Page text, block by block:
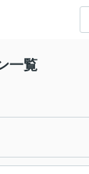
一覧